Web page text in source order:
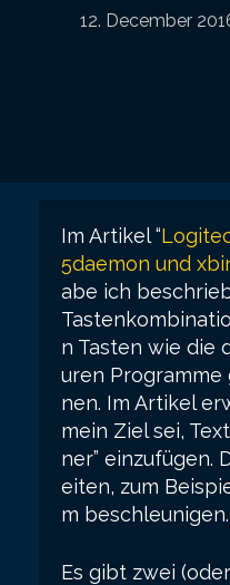
12. December
Im Artikel “
5daemon und
abe ich
n Tasten wie die
uren
nen. Im Artikel
mein Ziel sei,
ner” einzufügen.
eiten, zum
m beschleunigen.
Es gibt zwei